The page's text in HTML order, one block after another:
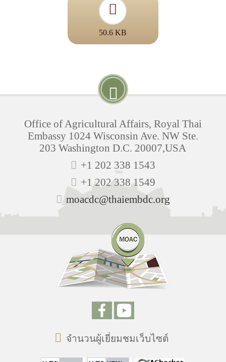
50.6 KB
Office of Agricultural Affairs, Royal Thai
Embassy 1024 Wisconsin Ave. NW Ste.
203 Washington D.C. 20007,USA
+1 202 338 1543
+1 202 338 1549
moacdc@thaiembdc.org
จำนวนผู้เยี่ยมชมเว็บไซต์